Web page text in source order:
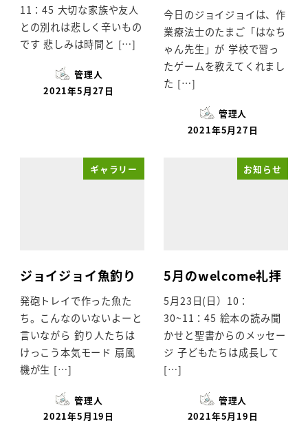
11：45 大切な家族や友人
との別れは悲しく辛いもの
です 悲しみは時間と […]
管理人
2021年5月27日
今日のジョイジョイは、作
業療法士のたまご「はなち
ゃん先生」が 学校で習っ
たゲームを教えてくれまし
た […]
管理人
2021年5月27日
ギャラリー
ジョイジョイ魚釣り
発砲トレイで作った魚た
ち。こんなのいないよーと
言いながら 釣り人たちは
けっこう本気モード 扇風
機が生 […]
管理人
2021年5月19日
お知らせ
5月のwelcome礼拝
5月23日(日）10：
30~11：45 絵本の読み聞
かせと聖書からのメッセー
ジ 子どもたちは成長して
[…]
管理人
2021年5月19日